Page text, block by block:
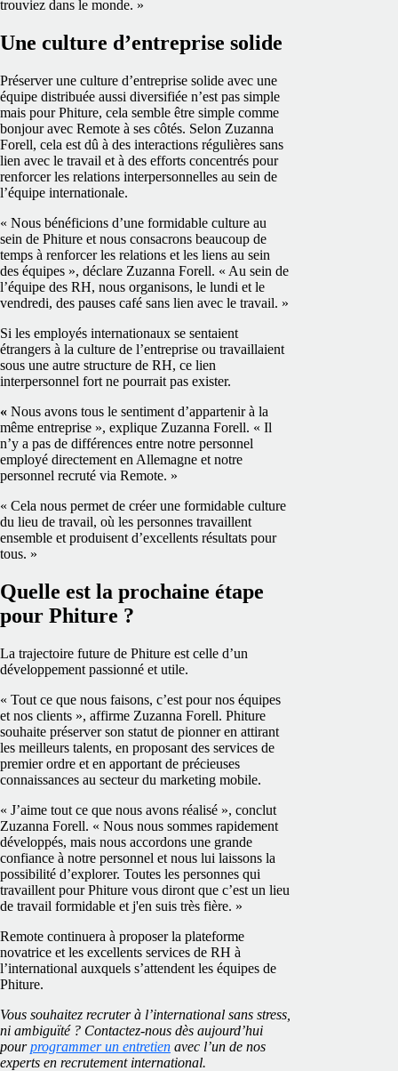
trouviez dans le monde. »
Une culture d’entreprise solide
Préserver une culture d’entreprise solide avec une
équipe distribuée aussi diversifiée n’est pas simple
mais pour Phiture, cela semble être simple comme
bonjour avec Remote à ses côtés. Selon Zuzanna
Forell, cela est dû à des interactions régulières sans
lien avec le travail et à des efforts concentrés pour
renforcer les relations interpersonnelles au sein de
l’équipe internationale.
« Nous bénéficions d’une formidable culture au
sein de Phiture et nous consacrons beaucoup de
temps à renforcer les relations et les liens au sein
des équipes », déclare Zuzanna Forell. « Au sein de
l’équipe des RH, nous organisons, le lundi et le
vendredi, des pauses café sans lien avec le travail. »
Si les employés internationaux se sentaient
étrangers à la culture de l’entreprise ou travaillaient
sous une autre structure de RH, ce lien
interpersonnel fort ne pourrait pas exister.
« Nous avons tous le sentiment d’appartenir à la
même entreprise », explique Zuzanna Forell. « Il
n’y a pas de différences entre notre personnel
employé directement en Allemagne et notre
personnel recruté via Remote. »
« Cela nous permet de créer une formidable culture
du lieu de travail, où les personnes travaillent
ensemble et produisent d’excellents résultats pour
tous. »
Quelle est la prochaine étape
pour Phiture ?
La trajectoire future de Phiture est celle d’un
développement passionné et utile.
« Tout ce que nous faisons, c’est pour nos équipes
et nos clients », affirme Zuzanna Forell. Phiture
souhaite préserver son statut de pionner en attirant
les meilleurs talents, en proposant des services de
premier ordre et en apportant de précieuses
connaissances au secteur du marketing mobile.
« J’aime tout ce que nous avons réalisé », conclut
Zuzanna Forell. « Nous nous sommes rapidement
développés, mais nous accordons une grande
confiance à notre personnel et nous lui laissons la
possibilité d’explorer. Toutes les personnes qui
travaillent pour Phiture vous diront que c’est un lieu
de travail formidable et j'en suis très fière. »
Remote continuera à proposer la plateforme
novatrice et les excellents services de RH à
l’international auxquels s’attendent les équipes de
Phiture.
Vous souhaitez recruter à l’international sans stress,
ni ambiguïté ? Contactez-nous dès aujourd’hui
pourprogrammer un entretien avec l’un de nos
experts en recrutement international.